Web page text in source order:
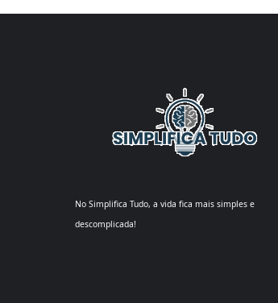
No Simplifica Tudo, a vida fica mais simples e
descomplicada!